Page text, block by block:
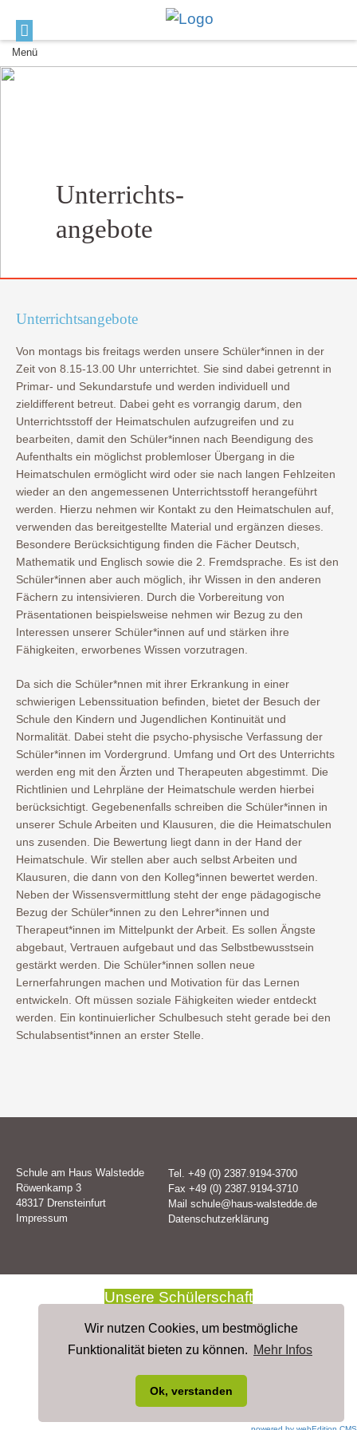
Wir nutzen Cookies, um bestmögliche
Funktionalität bieten zu können. Mehr Infos
Ok, verstanden
Menü
Unterrichts­
angebote
Unterrichtsangebote
Von montags bis freitags werden unsere Schüler*innen in der
Zeit von 8.15-13.00 Uhr unterrichtet. Sie sind dabei getrennt in
Primar- und Sekundarstufe und werden individuell und
zieldifferent betreut. Dabei geht es vorrangig darum, den
Unterrichtsstoff der Heimatschulen aufzugreifen und zu
bearbeiten, damit den Schüler*innen nach Beendigung des
Aufenthalts ein möglichst problemloser Übergang in die
Heimatschulen ermöglicht wird oder sie nach langen Fehlzeiten
wieder an den angemessenen Unterrichtsstoff herangeführt
werden. Hierzu nehmen wir Kontakt zu den Heimatschulen auf,
verwenden das bereitgestellte Material und ergänzen dieses.
Besondere Berücksichtigung finden die Fächer Deutsch,
Mathematik und Englisch sowie die 2. Fremdsprache. Es ist den
Schüler*innen aber auch möglich, ihr Wissen in den anderen
Fächern zu intensivieren. Durch die Vorbereitung von
Präsentationen beispielsweise nehmen wir Bezug zu den
Interessen unserer Schüler*innen auf und stärken ihre
Fähigkeiten, erworbenes Wissen vorzutragen.
Da sich die Schüler*nnen mit ihrer Erkrankung in einer
schwierigen Lebenssituation befinden, bietet der Besuch der
Schule den Kindern und Jugendlichen Kontinuität und
Normalität. Dabei steht die psycho-physische Verfassung der
Schüler*innen im Vordergrund. Umfang und Ort des Unterrichts
werden eng mit den Ärzten und Therapeuten abgestimmt. Die
Richtlinien und Lehrpläne der Heimatschule werden hierbei
berücksichtigt. Gegebenenfalls schreiben die Schüler*innen in
unserer Schule Arbeiten und Klausuren, die die Heimatschulen
uns zusenden. Die Bewertung liegt dann in der Hand der
Heimatschule. Wir stellen aber auch selbst Arbeiten und
Klausuren, die dann von den Kolleg*innen bewertet werden.
Neben der Wissensvermittlung steht der enge pädagogische
Bezug der Schüler*innen zu den Lehrer*innen und
Therapeut*innen im Mittelpunkt der Arbeit. Es sollen Ängste
abgebaut, Vertrauen aufgebaut und das Selbstbewusstsein
gestärkt werden. Die Schüler*innen sollen neue
Lernerfahrungen machen und Motivation für das Lernen
entwickeln. Oft müssen soziale Fähigkeiten wieder entdeckt
werden. Ein kontinuierlicher Schulbesuch steht gerade bei den
Schulabsentist*innen an erster Stelle.
Schule am Haus Walstedde
Röwenkamp 3
48317 Drensteinfurt
Impressum
Tel. +49 (0) 2387.9194-3700
Fax +49 (0) 2387.9194-3710
Mail schule@haus-walstedde.de
Datenschutzerklärung
Unsere Schülerschaft
Unterrichtsangebote
Impressionen
Kooperation